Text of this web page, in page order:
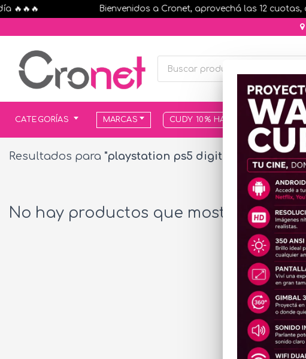
Bienvenidos a Cronet, aprovechá las 12 cuotas,
CATEGORÍAS MARCAS CUDY 10% HASTA AGOTAR
Resultados para "playstation ps5 digital"
No hay productos que mostrar...